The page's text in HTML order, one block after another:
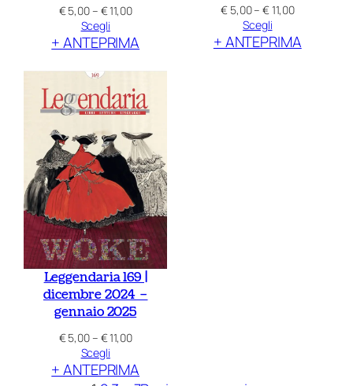
€5,00– €11,00Fascia
prezzo:
da
€ 5,00
a
€ 11,00
Scegli
+ ANTEPRIMA
€5,00– €11,00Fascia
prezzo:
da
Scegli
+ ANTEPRIMA
Leggendaria 169 |
dicembre 2024 –
gennaio 2025
€5,00– €11,00Fascia
prezzo:
da
Scegli
+ ANTEPRIMA